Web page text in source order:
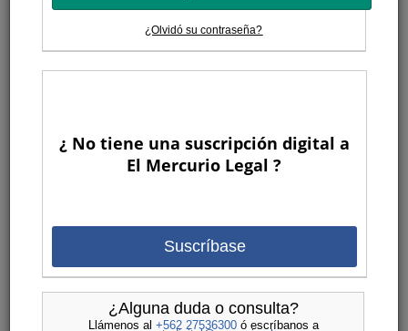
¿Olvidó su contraseña?
¿ No tiene una suscripción digital a
El Mercurio Legal ?
Suscríbase
¿Alguna duda o consulta?
Llámenos al +562 27536300ó escríbanos a